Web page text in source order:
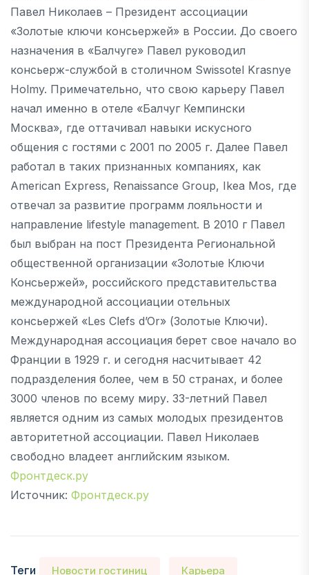
Павел Николаев – Президент ассоциации
«Золотые ключи консьержей» в России. До своего
назначения в «Балчуге» Павел руководил
консьерж-службой в cтоличном Swissotel Krasnye
Holmy. Примечательно, что свою карьеру Павел
начал именно в отеле «Балчуг Кемпински
Москва», где оттачивал навыки искусного
общения с гостями с 2001 по 2005 г. Далее Павел
работал в таких признанных компаниях, как
American Express, Renaissance Group, Ikea Mos, где
отвечал за развитие программ лояльности и
направление lifestyle management. В 2010 г Павел
был выбран на пост Президента Региональной
общественной организации «Золотые Ключи
Консьержей», российского представительства
международной ассоциации отельных
консьержей «Les Clefs d’Or» (Золотые Ключи).
Международная ассоциация берет свое начало во
Франции в 1929 г. и сегодня насчитывает 42
подразделения более, чем в 50 странах, и более
3000 членов по всему миру. 33-летний Павел
является одним из самых молодых президентов
авторитетной ассоциации. Павел Николаев
свободно владеет английским языком.
Фронтдеск.ру
Источник: Фронтдеск.ру
Теги Новости гостиниц Карьера